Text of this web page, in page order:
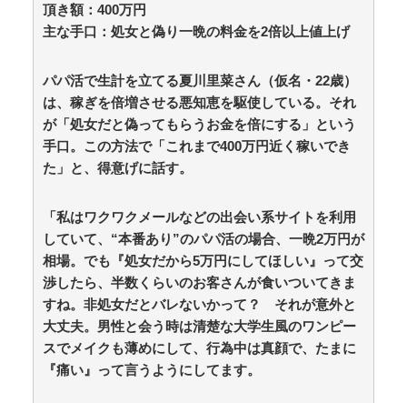
【芸能】ケンドーコバヤシ、新型コロナ感染で謎の後
遺症続く「強い炭酸飲んだら、あばら折れそうになる」
わせ、「説明できない」と言われて警察に相談しにいく
と…… / anaguro - 総合 NEW! (8/10 05:40)
明石家さんま、どこでもドア不要論を主張「俺は不
便。おもしろくない」 / 5chまとめMAP(総合) NEW!
韓国人「韓国人が衝撃を受けた意外な日本の運転文化
る‥」 / anaguro - 総合
NEW! (8/10 05:35)
【悲報】クラシックオーケストラ、ゲーム音楽をやら
ないとガラガラになり終わる・・・ / 5chまとめMAP(総
合) NEW! (8/10 05:33)
【動画】歌舞伎町女子さん、ラブホに行きたすぎてご
乱心ｗｗｗｗｗｗ / anaguro - 総合 NEW! (8/10 05:30)
「おにぎりリヤカー」の美人が店舗をオープンｗｗｗ
ｗｗｗｗｗｗｗｗｗ / 5chまとめMAP(総合) NEW!
(8/10
「犬の糞は街路樹の肥料になる！」と散歩中に放置し
頂き額：400万円
主な手口：処女と偽り一晩の料金を2倍以上値上げ
パパ活で生計を立てる夏川里菜さん（仮名・22歳）
は、稼ぎを倍増させる悪知恵を駆使している。それ
が「処女だと偽ってもらうお金を倍にする」という
手口。この方法で「これまで400万円近く稼いでき
た」と、得意げに話す。
「私はワクワクメールなどの出会い系サイトを利用
していて、“本番あり”のパパ活の場合、一晩2万円が
相場。でも『処女だから5万円にしてほしい』って交
渉したら、半数くらいのお客さんが食いついてきま
すね。非処女だとバレないかって？ それが意外と
大丈夫。男性と会う時は清楚な大学生風のワンピー
スでメイクも薄めにして、行為中は真顔で、たまに
『痛い』って言うようにしてます。